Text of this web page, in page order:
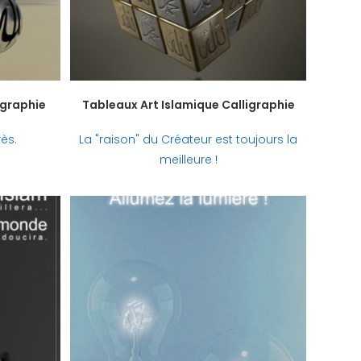
Tableaux Art Islamique Calligraphie
La "raison" du Créateur est toujours la
meilleure !